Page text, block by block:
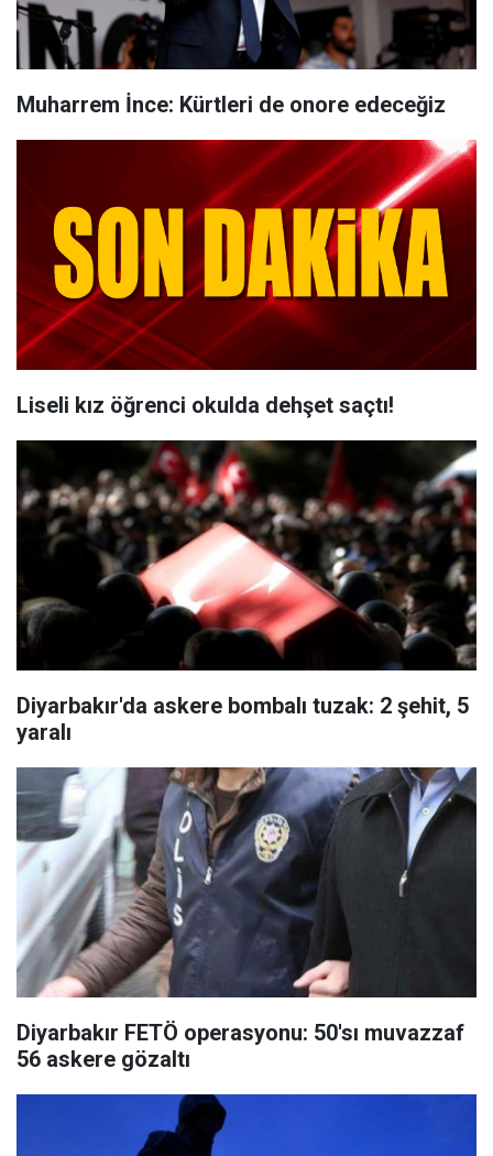
Muharrem İnce: Kürtleri de onore edeceğiz
Liseli kız öğrenci okulda dehşet saçtı!
Diyarbakır'da askere bombalı tuzak: 2 şehit, 5
yaralı
Diyarbakır FETÖ operasyonu: 50'sı muvazzaf
56 askere gözaltı